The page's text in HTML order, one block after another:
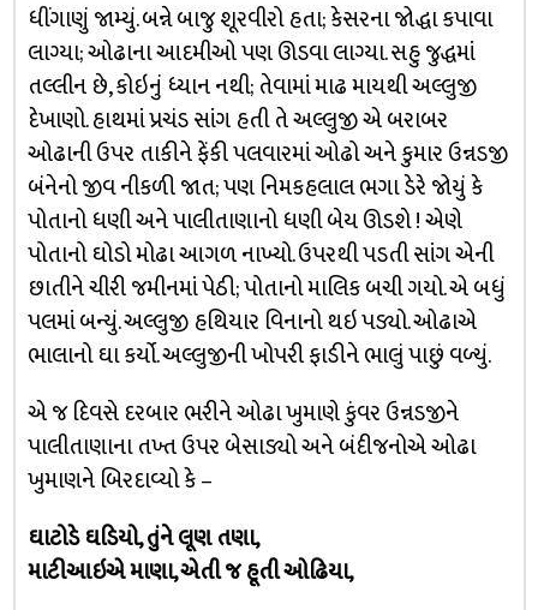
ધીંગાણું જામ્યું. બન્ને બાજુ શૂરવીરો હતા; કેસરના જોદ્ધા કપાવા
લાગ્યા; ઓઢાના આદમીઓ પણ ઊડવા લાગ્યા. સહુ જુદ્ધમાં
તલ્લીન છે, કોઇનું ધ્યાન નથી; તેવામાં માઢ માયથી અલ્લુજી
દેખાણો. હાથમાં પ્રચંડ સાંગ હતી તે અલ્લુજી એ બરાબર
ઓઢાની ઉપર તાકીને ફેંકી પલવારમાં ઓઢો અને કુમાર ઉન્નડજી
બંનેનો જીવ નીકળી જાત; પણ નિમકહલાલ ભગા ડેરે જોયું કે
પોતાનો ધણી અને પાલીતાણાનો ધણી બેય ઊડશે ! એણે
પોતાનો ઘોડો મોઢા આગળ નાખ્યો. ઉપરથી પડતી સાંગ એની
છાતીને ચીરી જમીનમાં પેઠી; પોતાનો માલિક બચી ગયો. એ બધું
પલમાં બન્યું. અલ્લુજી હથિયાર વિનાનો થઇ પડ્યો. ઓઢાએ
ભાલાનો ઘા કર્યો. અલ્લુજીની ખોપરી ફાડીને ભાલું પાછું વળ્યું.
એ જ દિવસે દરબાર ભરીને ઓઢા ખુમાણે કુંવર ઉન્નડજીને
પાલીતાણાના તખ્ત ઉપર બેસાડ્યો અને બંદીજનોએ ઓઢા
ખુમાણને બિરદાવ્યો કે –
ઘાટોડે ઘડિયો, તુંને લૂણ તણા,
માટીઆઇએ માણા, એતી જ હૂતી ઓઢિયા,